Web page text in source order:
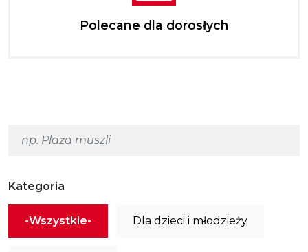
Polecane dla dorosłych
Kategoria
-Wszystkie- Dla dzieci i młodzieży